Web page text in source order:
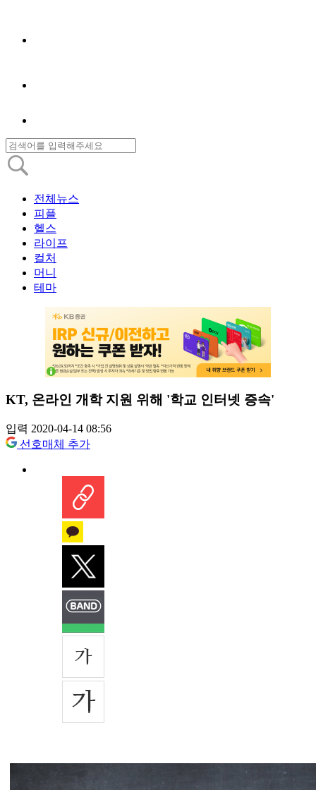
전체뉴스
피플
헬스
라이프
컬처
머니
테마
KT, 온라인 개학 지원 위해 '학교 인터넷 증속'
입력 2020-04-14 08:56
선호매체 추가